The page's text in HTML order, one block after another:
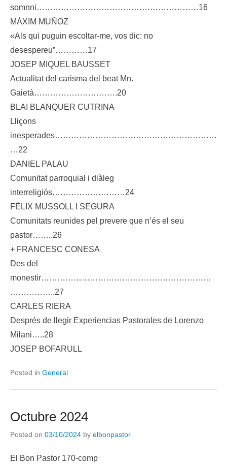
somnni……………………………………………………16
MÀXIM MUÑOZ
«Als qui puguin escoltar-me, vos dic: no
desespereu”…………17
JOSEP MIQUEL BAUSSET
Actualitat del carisma del beat Mn.
Gaietà………………………….20
BLAI BLANQUER CUTRINA
Lliçons
inesperades……………………………………………………
…22
DANIEL PALAU
Comunitat parroquial i diàleg
interreligiós………………………24
FÈLIX MUSSOLL I SEGURA
Comunitats reunides pel prevere que n’és el seu
pastor……..26
+ FRANCESC CONESA
Des del
monestir………………………………………………………
……………..27
CARLES RIERA
Després de llegir Experiencias Pastorales de Lorenzo
Milani…..28
JOSEP BOFARULL
Posted in General
Octubre 2024
Posted on 03/10/2024 by elbonpastor
El Bon Pastor 170-comp